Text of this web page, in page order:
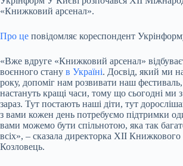
«Книжковий арсенал».
Про це повідомляє кореспондент
«Вже вдруге «Книжковий арсенал»
воєнного стану в Україні. Досвід, який ми
року, допоміг нам розвивати наш
настануть кращі часи, тому що сьогодні ми
зараз. Тут постають наші діти, тут
з вами кожен день потребуємо підтримки
вами можемо бути спільнотою, яка так
всіх», – сказала директорка XII
Козловець.